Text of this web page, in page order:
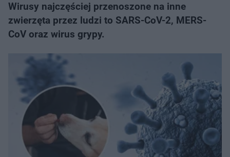
Wirusy najczęściej przenoszone na inne
zwierzęta przez ludzi to SARS-CoV-2, MERS-
CoV oraz wirus grypy.